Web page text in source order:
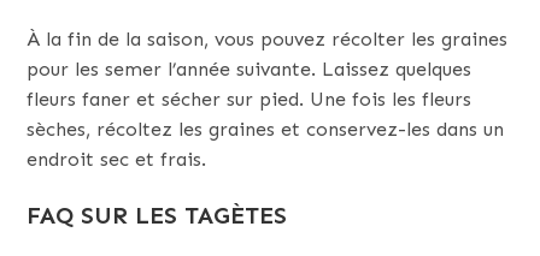
À la fin de la saison, vous pouvez récolter les graines
pour les semer l’année suivante. Laissez quelques
fleurs faner et sécher sur pied. Une fois les fleurs
sèches, récoltez les graines et conservez-les dans un
endroit sec et frais.
FAQ SUR LES TAGÈTES